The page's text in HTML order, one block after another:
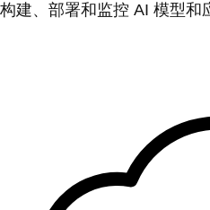
构建、部署和监控 AI 模型和